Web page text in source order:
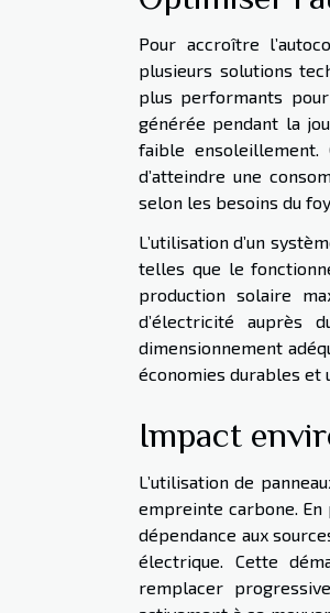
Pour accroître
plusieurs solutions
plus performants
générée pendant la
faible ensoleillement.
d’atteindre une
selon les besoins du
L’utilisation d’un
telles que le
production solaire
d’électricité auprès
dimensionnement
économies durables et
Impact
L’utilisation de
empreinte carbone.
dépendance aux
électrique. Cette
remplacer